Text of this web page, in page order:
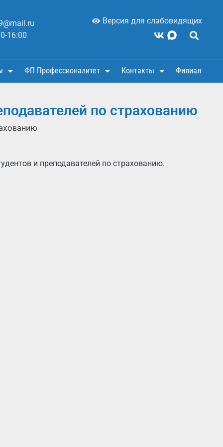
16:00
Версия для слабовидящих
ФП Профессионалитет Контакты Филиал
по страхованию
и преподавателей по страхованию.